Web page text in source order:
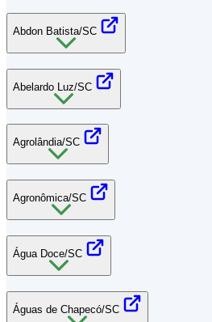
Abdon Batista/SC
Abelardo Luz/SC
Agrolândia/SC
Agronômica/SC
Água Doce/SC
Águas de Chapecó/SC